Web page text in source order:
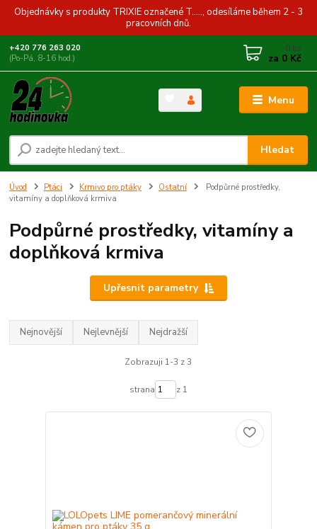
Objednávky s produkty TRIXIE označené T....., odesíláme během 2 - 3
pracovních dnů.
Menu
Hledat
+420 776 263 020
(Po-Pá, 8-16 hod.)
0 ks
za 0 Kč
Úvod Ptáci Krmivo pro ptáky Ostatní
Podpůrné prostředky,
vitamíny a doplňková krmiva
Podpůrné prostředky, vitamíny a
doplňková krmiva
Upřesnit parametry
Nejnovější Nejlevnější Nejdražší
Zobrazuji 1-3 z 3
strana z 1